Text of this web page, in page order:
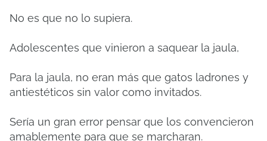
No es que no lo supiera.
Adolescentes que vinieron a saquear la jaula,
Para la jaula, no eran más que gatos ladrones y
antiestéticos sin valor como invitados.
Sería un gran error pensar que los convencieron
amablemente para que se marcharan.